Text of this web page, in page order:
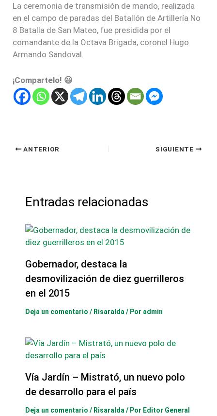
La ceremonia de transmisión de mando, realizada
en el campo de paradas del Batallón de Artillería No
8 Batalla de San Mateo, fue presidida por el
comandante de la Octava Brigada, coronel Hugo
Armando Sandoval.
¡Compartelo! 😃
ANTERIOR SIGUIENTE
Entradas relacionadas
Gobernador, destaca la
desmovilización de diez guerrilleros
en el 2015
Deja un comentario / Risaralda / Por admin
Vía Jardín – Mistrató, un nuevo polo
de desarrollo para el país
Deja un comentario / Risaralda / Por Editor General